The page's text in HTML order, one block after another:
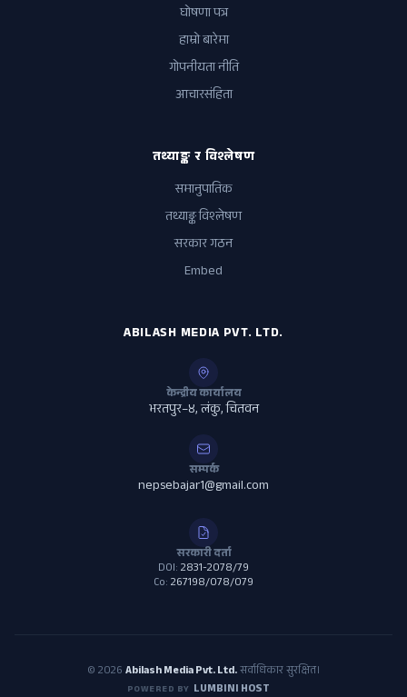
घोषणा पत्र
हाम्रो बारेमा
गोपनीयता नीति
आचारसंहिता
तथ्याङ्क र विश्लेषण
समानुपातिक
तथ्याङ्क विश्लेषण
सरकार गठन
Embed
ABILASH MEDIA PVT. LTD.
केन्द्रीय कार्यालय
भरतपुर–४, लंकु, चितवन
सम्पर्क
nepsebajar1@gmail.com
सरकारी दर्ता
DOI: 2831-2078/79
Co: 267198/078/079
© 2026 Abilash Media Pvt. Ltd.सर्वाधिकार सुरक्षित।
POWERED BY LUMBINI HOST